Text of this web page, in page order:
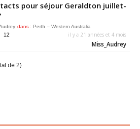
pour séjour Geraldton juillet-
dans : Perth – Western Australia
12 il y a 21 années et 4 mois
Miss_Audrey
de 2)